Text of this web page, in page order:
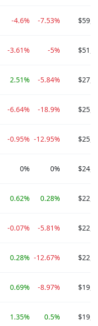
-4.6% -7.53%
-3.61% -5%
2.51% -5.84%
-6.64% -18.9%
-0.95% -12.95%
0% 0%
0.62% 0.28%
-0.07% -5.81%
0.28% -12.67%
0.69% -8.97%
1.35% 0.5%